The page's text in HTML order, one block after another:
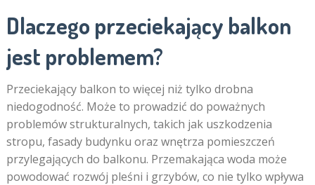
Dlaczego przeciekający balkon
jest problemem?
Przeciekający balkon to więcej niż tylko drobna
niedogodność. Może to prowadzić do poważnych
problemów strukturalnych, takich jak uszkodzenia
stropu, fasady budynku oraz wnętrza pomieszczeń
przylegających do balkonu. Przemakająca woda może
powodować rozwój pleśni i grzybów, co nie tylko wpływa